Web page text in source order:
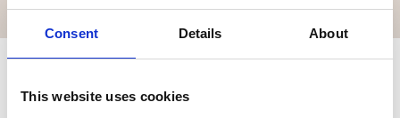
Consent Details About
This website uses cookies